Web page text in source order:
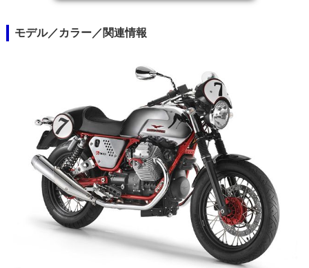
モデル／カラー／関連情報